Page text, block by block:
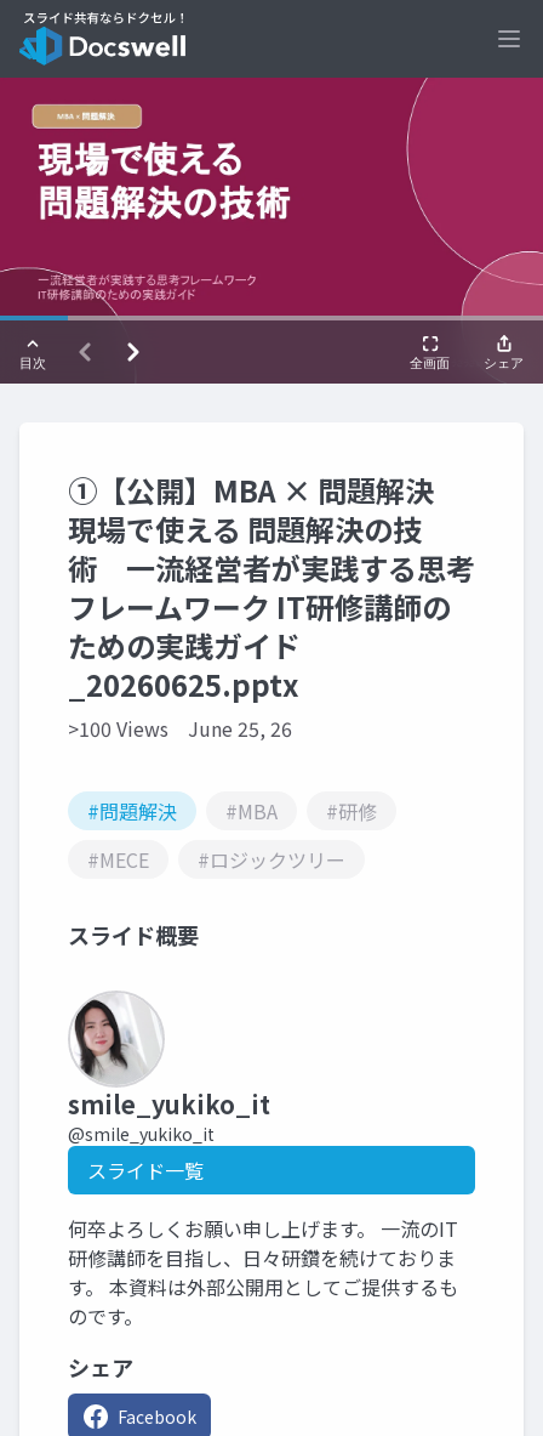
①【公開】MBA × 問題解決
現場で使える 問題解決の技
術 一流経営者が実践する思考
フレームワーク IT研修講師の
ための実践ガイド
_20260625.pptx
>100 Views June 25, 26
#問題解決 #MBA
#研修
#MECE
#ロジックツリー
スライド概要
smile_yukiko_it
@smile_yukiko_it
スライド一覧
何卒よろしくお願い申し上げます。 一流のIT
研修講師を目指し、日々研鑽を続けておりま
す。 本資料は外部公開用としてご提供するも
のです。
シェア
Facebook